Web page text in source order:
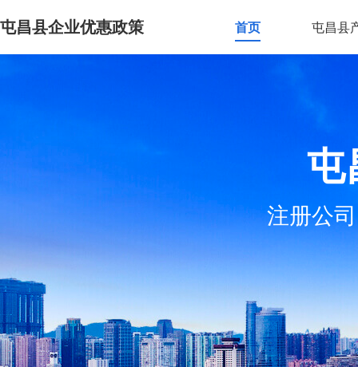
屯昌县企业优惠政策 首页 屯昌县
屯
注册公